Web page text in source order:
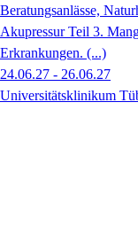
Beratungsanlässe,
Akupressur Teil 3.
Erkrankungen. (...)
24.06.27 - 26.06.27
Universitätsklinikum